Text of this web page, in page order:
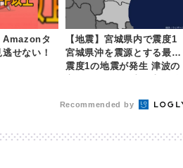
Amazonタ
せない！
【地震】宮城県内で震度1
宮城県沖を震源とする最大
震度1の地震が発生 津波の
Recommended by